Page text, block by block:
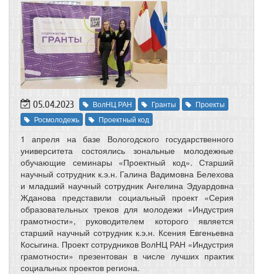
05.04.2023 ВолНЦ РАН Гранты
Проекты
Росмолодежь
Проектный код
1 апреля на базе Вологодского государственного
университета состоялись зональные молодежные
обучающие семинары «Проектный код». Старший
научный сотрудник к.э.н. Галина Вадимовна Белехова
и младший научный сотрудник Ангелина Эдуардовна
Жданова представили социальный проект «Серия
образовательных треков для молодежи «Индустрия
грамотности», руководителем которого является
старший научный сотрудник к.э.н. Ксения Евгеньевна
Косыгина. Проект сотрудников ВолНЦ РАН «Индустрия
грамотности» презентован в числе лучших практик
социальных проектов региона.